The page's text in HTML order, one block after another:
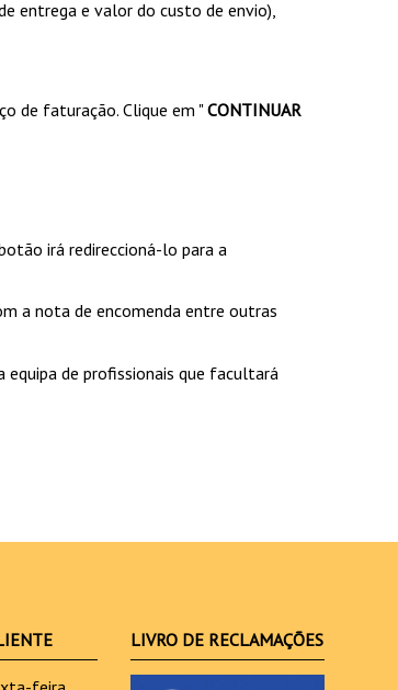
entrega e valor do custo de envio),
de faturação. Clique em "CONTINUAR
irá redireccioná-lo para a
a nota de encomenda entre outras
de profissionais que facultará
LIVRO DE RECLAMAÇÕES